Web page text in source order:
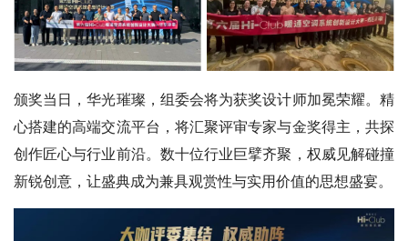
颁奖当日，华光璀璨，组委会将为获奖设计师加冕荣耀。精
心搭建的高端交流平台，将汇聚评审专家与金奖得主，共探
创作匠心与行业前沿。数十位行业巨擘齐聚，权威见解碰撞
新锐创意，让盛典成为兼具观赏性与实用价值的思想盛宴。